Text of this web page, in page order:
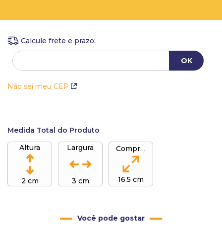
Não sei meu CEP
Medida Total do Produto
Altura
2 cm
Largura
3 cm
Comprimento
16.5 cm
Você pode gostar